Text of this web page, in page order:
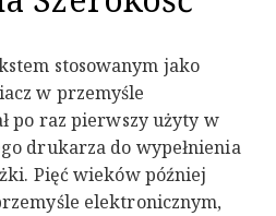
stosowanym jako
w przemyśle
po raz pierwszy użyty w
drukarza do wypełnienia
Pięć wieków później
elektronicznym,